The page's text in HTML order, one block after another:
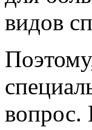
видов
вопрос.